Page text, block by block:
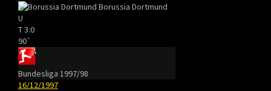
Borussia Dortmund
U
T3:0
90`
Bundesliga 1997/98
16/12/1997